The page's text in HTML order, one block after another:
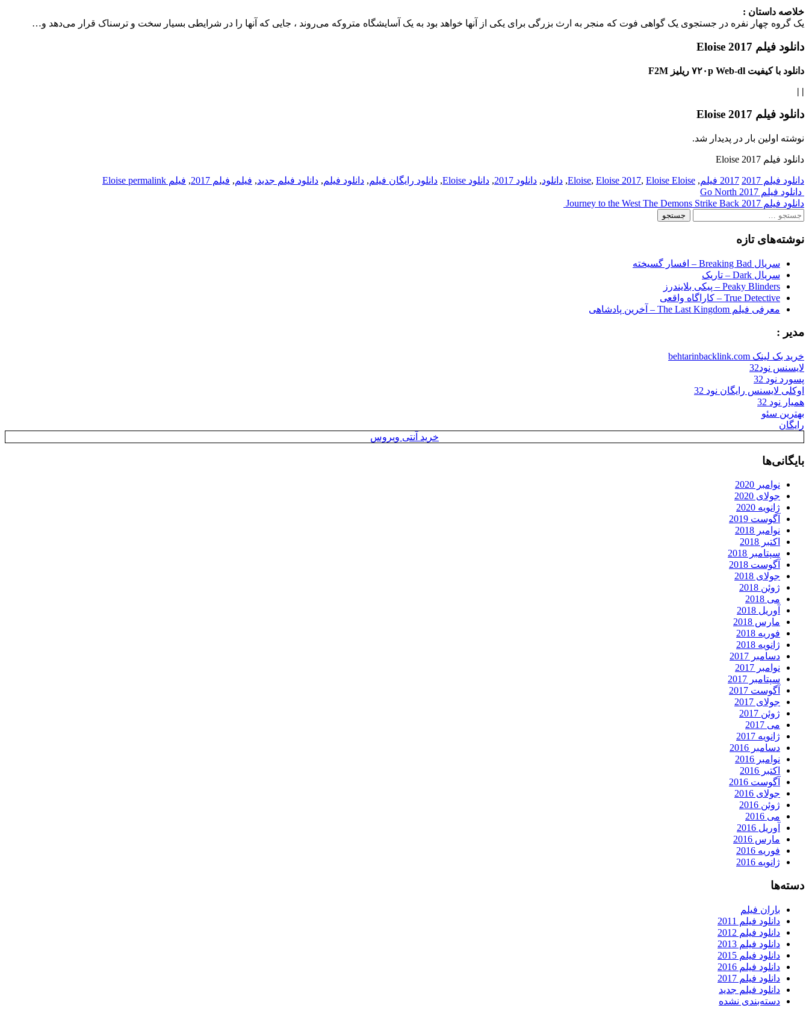
خلاصه داستان :
یک گروه چهار نفره در جستجوی یک گواهی فوت که منجر به ارث بزرگی برای یکی از آنها خواهد بود به یک آسایشگاه متروکه می‌روند ، جایی که آنها را در شرایطی بسیار سخت و ترسناک قرار می‌دهد و…
دانلود فیلم Eloise 2017
دانلود با کیفیت ۷۲۰p Web-dl ریلیز F2M
|
|
دانلود فیلم Eloise 2017
نوشته اولین بار در پدیدار شد.
دانلود فیلم Eloise 2017
دانلود فیلم 2017 2017 فیلم ,
Eloise, Eloise 2017, Eloise Eloise
, دانلود, دانلود 2017 , دانلود Eloise , دانلود رایگان فیلم, دانلود فیلم, دانلود فیلم جدید, فیلم, فیلم 2017 , فیلم Eloise permalink
Post
navigation
دانلود فیلم Go North 2017
دانلود فیلم Journey to the West The Demons Strike Back 2017
جستجو
نوشته‌های تازه
سریال Breaking Bad – افسار گسیخته
سریال Dark – تاریک
Peaky Blinders – پیکی بلایندرز
True Detective – کاراگاه واقعی
معرفی فیلم The Last Kingdom – آخرین پادشاهی
مدیر :
خرید بک لینک behtarinbacklink.com
لایسنس نود32
پسورد نود 32
اوکلی لایسنس رایگان نود 32
همیار نود 32
بهترین سئو
رایگان
خرید آنتی ویروس
بایگانی‌ها
نوامبر 2020
جولای 2020
ژانویه 2020
آگوست 2019
نوامبر 2018
اکتبر 2018
سپتامبر 2018
آگوست 2018
جولای 2018
ژوئن 2018
می 2018
آوریل 2018
مارس 2018
فوریه 2018
ژانویه 2018
دسامبر 2017
نوامبر 2017
سپتامبر 2017
آگوست 2017
جولای 2017
ژوئن 2017
می 2017
ژانویه 2017
دسامبر 2016
نوامبر 2016
اکتبر 2016
آگوست 2016
جولای 2016
ژوئن 2016
می 2016
آوریل 2016
مارس 2016
فوریه 2016
ژانویه 2016
دسته‌ها
باران فیلم
دانلود فیلم 2011
دانلود فیلم 2012
دانلود فیلم 2013
دانلود فیلم 2015
دانلود فیلم 2016
دانلود فیلم 2017
دانلود فیلم جدید
دسته‌بندی نشده